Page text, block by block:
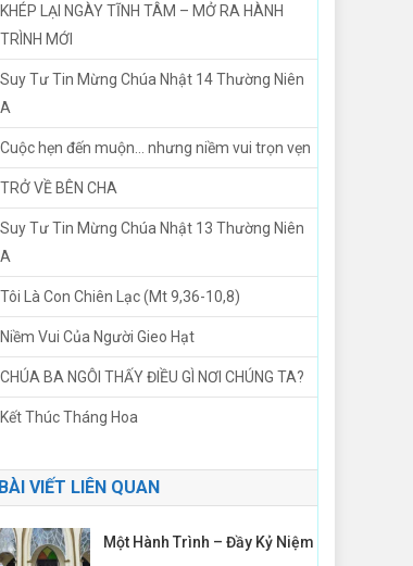
KHÉP LẠI NGÀY TĨNH TÂM – MỞ RA HÀNH
TRÌNH MỚI
Suy Tư Tin Mừng Chúa Nhật 14 Thường Niên
A
Cuộc hẹn đến muộn… nhưng niềm vui trọn vẹn
TRỞ VỀ BÊN CHA
Suy Tư Tin Mừng Chúa Nhật 13 Thường Niên
A
Tôi Là Con Chiên Lạc (Mt 9,36-10,8)
Niềm Vui Của Người Gieo Hạt
CHÚA BA NGÔI THẤY ĐIỀU GÌ NƠI CHÚNG TA?
Kết Thúc Tháng Hoa
BÀI VIẾT LIÊN QUAN
Một Hành Trình – Đầy Kỷ Niệm